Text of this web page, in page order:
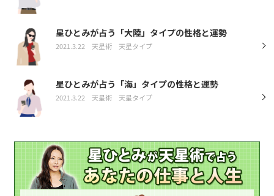
星ひとみが占う「大陸」タイプの性格と運勢
2021.3.22 天星術 天星タイプ
星ひとみが占う「海」タイプの性格と運勢
2021.3.22 天星術 天星タイプ